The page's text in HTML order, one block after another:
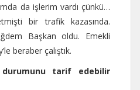
da işlerim vardı çünkü…
bir trafik kazasında.
Başkan oldu. Emekli
beraber çalıştık.
tarif edebilir